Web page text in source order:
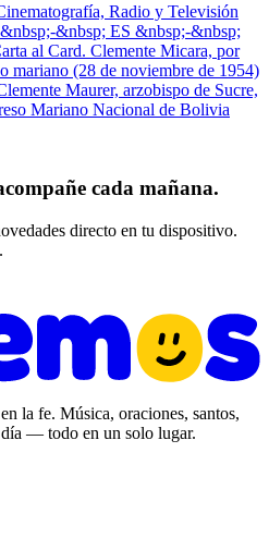
Radio y Televisión
&nbsp; ES &nbsp;-&nbsp;
al Card. Clemente Micara, por
mariano (28 de noviembre de 1954)
Maurer, arzobispo de Sucre,
Mariano Nacional de Bolivia
cada mañana.
directo en tu dispositivo.
la fe. Música, oraciones, santos,
— todo en un solo lugar.